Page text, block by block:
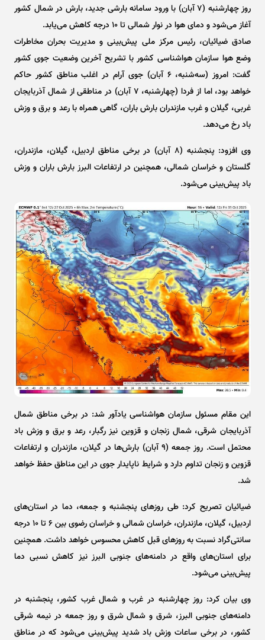
روز چهارشنبه (۷ آبان) با ورود سامانه بارشی جدید، بارش در شمال کشور
آغاز می‌شود و دمای هوا در نوار شمالی تا ۱۰ درجه کاهش می‌یابد.
صادق ضیائیان، رئیس مرکز ملی پیش‌بینی و مدیریت بحران مخاطرات
وضع هوا سازمان هواشناسی کشور با تشریح آخرین وضعیت جوی کشور
گفت: امروز (سه‌شنبه، ۶ آبان) جوی آرام در اغلب مناطق کشور حاکم
خواهد بود، اما از فردا (چهارشنبه، ۷ آبان) در مناطقی از شمال آذربایجان
غربی، گیلان و غرب مازندران بارش باران، گاهی همراه با رعد و برق و وزش
باد رخ می‌دهد.
وی افزود: پنجشنبه (۸ آبان) در برخی مناطق اردبیل، گیلان، مازندران،
گلستان و خراسان شمالی، همچنین در ارتفاعات البرز بارش باران و وزش
باد پیش‌بینی می‌شود.
این مقام مسئول سازمان هواشناسی یادآور شد: در برخی مناطق شمال
آذربایجان شرقی، شمال زنجان و قزوین نیز رگبار، رعد و برق و وزش باد
محتمل است. روز جمعه (۹ آبان) بارش‌ها در گیلان، مازندران و ارتفاعات
قزوین و زنجان تداوم دارد و شرایط ناپایدار جوی در این مناطق حفظ خواهد
شد.
ضیائیان تصریح کرد: طی روز‌های پنجشنبه و جمعه، دما در استان‌های
اردبیل، گیلان، مازندران، خراسان شمالی و خراسان رضوی بین ۶ تا ۱۰ درجه
سانتی‌گراد نسبت به روز‌های قبل کاهش محسوس خواهد داشت. همچنین
برای استان‌های واقع در دامنه‌های جنوبی البرز نیز کاهش نسبی دما
پیش‌بینی می‌شود.
وی بیان کرد: روز چهارشنبه در غرب و شمال غرب کشور، پنجشنبه در
دامنه‌های جنوبی البرز، شرق و شمال شرق و روز جمعه در نیمه شرقی
کشور، در برخی ساعات وزش باد شدید پیش‌بینی می‌شود که در مناطق